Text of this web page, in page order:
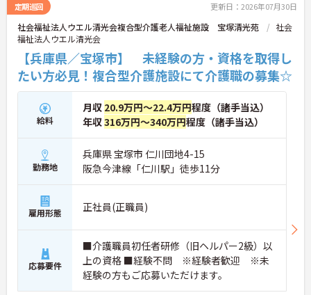
定期巡回 更新日：2026年07月30日
社会福祉法人ウエル清光会複合型介護老人福祉施設 宝塚清光苑
社会
福祉法人ウエル清光会
【兵庫県／宝塚市】 未経験の方・資格を取得し
たい方必見！複合型介護施設にて介護職の募集☆
給料
月収 20.9万円～22.4万円程度（諸手当込）
年収316万円～340万円程度（諸手当込）
勤務地
兵庫県 宝塚市 仁川団地4-15
阪急今津線「仁川駅」徒歩11分
雇用形態 正社員(正職員)
応募要件
■介護職員初任者研修（旧ヘルパー2級）以
上の資格 ■経験不問 ※経験者歓迎 ※未
経験の方もご応募いただけます。